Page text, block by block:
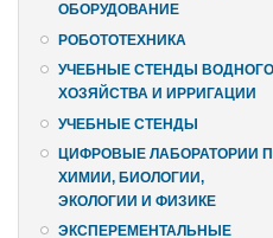
ОБОРУДОВАНИЕ
РОБОТОТЕХНИКА
УЧЕБНЫЕ СТЕНДЫ ВОДНОГО
ХОЗЯЙСТВА И ИРРИГАЦИИ
УЧЕБНЫЕ СТЕНДЫ
ЦИФРОВЫЕ ЛАБОРАТОРИИ
ХИМИИ, БИОЛОГИИ,
ЭКОЛОГИИ И ФИЗИКЕ
ЭКСПЕРЕМЕНТАЛЬНЫЕ